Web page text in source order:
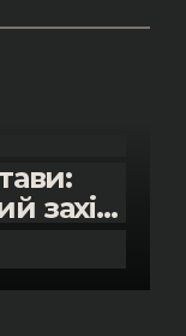
захід
Анни